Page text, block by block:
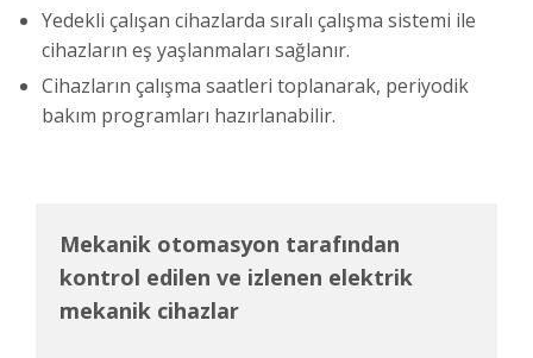
Yedekli çalışan cihazlarda sıralı çalışma sistemi ile
cihazların eş yaşlanmaları sağlanır.
Cihazların çalışma saatleri toplanarak, periyodik
bakım programları hazırlanabilir.
Mekanik otomasyon tarafından
kontrol edilen ve izlenen elektrik
mekanik cihazlar